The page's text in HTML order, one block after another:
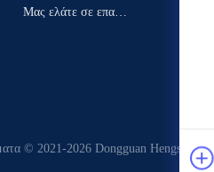
Μας ελάτε σε επαφή
© 2021-2026 Dongguan Hengsheng